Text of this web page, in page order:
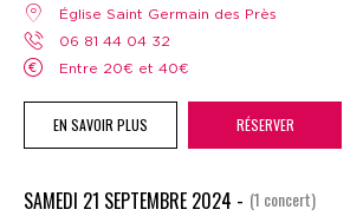
Église Saint Germain des Près
06 81 44 04 32
Entre 20€ et 40€
EN SAVOIR PLUS RÉSERVER
SAMEDI 21 SEPTEMBRE 2024 - (1 concert)